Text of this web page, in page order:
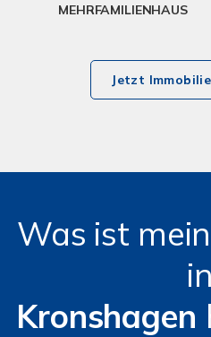
MEHRFAMILIENHAUS
Jetzt
Was ist
in
Kronshagen